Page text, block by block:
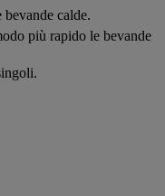
calde.
più rapido le bevande